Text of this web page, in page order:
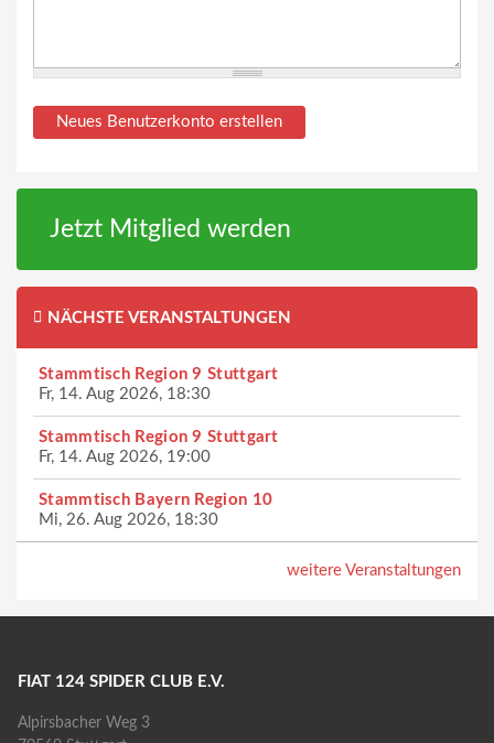
Jetzt Mitglied werden
NÄCHSTE VERANSTALTUNGEN
Stammtisch Region 9 Stuttgart
Fr, 14. Aug 2026, 18:30
Stammtisch Region 9 Stuttgart
Fr, 14. Aug 2026, 19:00
Stammtisch Bayern Region 10
Mi, 26. Aug 2026, 18:30
weitere Veranstaltungen
FIAT 124 SPIDER CLUB E.V.
Alpirsbacher Weg 3